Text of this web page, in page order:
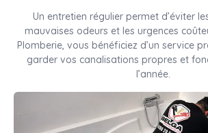
Un entretien régulier permet d’éviter
mauvaises odeurs et les urgences
Plomberie, vous bénéficiez d’un service
garder vos canalisations propres et
l’année.